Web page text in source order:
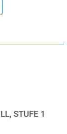
STUFE 1